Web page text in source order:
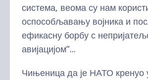
система, веома су нам
оспособљавању војника и
ефикасну борбу с
авијацијом”...
Чињеница да је НАТО кренуо